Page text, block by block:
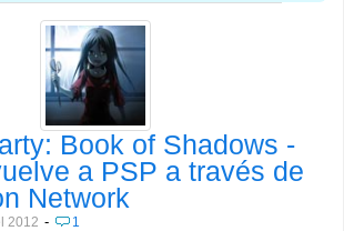
Book of Shadows -
a PSP a través de
Network
2012 - 1